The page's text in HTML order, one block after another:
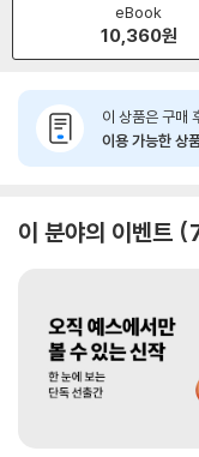
eBook
10,360원
이 상품은 구매
이용 가능한 상
이 분야의 이벤트